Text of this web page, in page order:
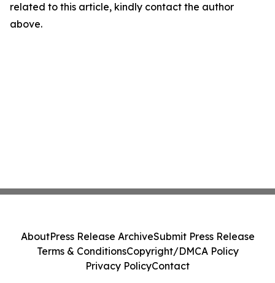
related to this article, kindly contact the author
above.
AboutPress Release ArchiveSubmit Press Release
Terms & ConditionsCopyright/DMCA Policy
Privacy PolicyContact